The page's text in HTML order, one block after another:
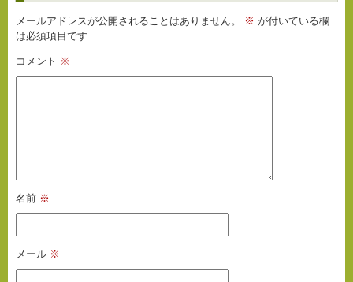
メールアドレスが公開されることはありません。 ※ が付いている欄
は必須項目です
コメント ※
名前 ※
メール ※